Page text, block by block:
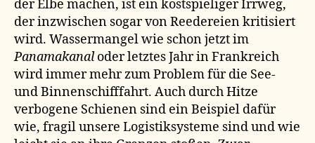
der Elbe machen, ist ein kostspieliger Irrweg,
der inzwischen sogar von Reedereien kritisiert
wird. Wassermangel wie schon jetzt im
Panamakanaloder letztes Jahr in Frankreich
wird immer mehr zum Problem für die See-
und Binnenschifffahrt. Auch durch Hitze
verbogene Schienen sind ein Beispiel dafür
wie, fragil unsere Logistiksysteme sind und wie